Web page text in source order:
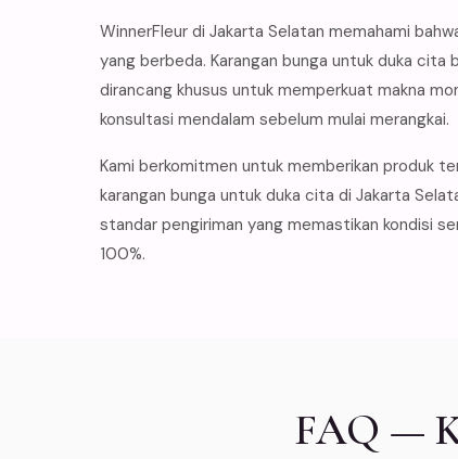
WinnerFleur di Jakarta Selatan memahami
yang berbeda. Karangan bunga untuk duka
dirancang khusus untuk memperkuat makna
konsultasi mendalam sebelum mulai merangkai.
Kami berkomitmen untuk memberikan produk
karangan bunga untuk duka cita di Jakarta
standar pengiriman yang memastikan kondisi
100%.
FAQ —